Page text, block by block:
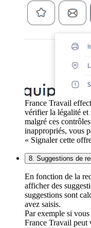
France Travail
vérifier la légalité et
malgré ces
inappropriés, vous
« Signaler cette
8. Suggestions de
En fonction de la
afficher des
suggestions sont
avez saisis.
Par exemple si
France Travail peut